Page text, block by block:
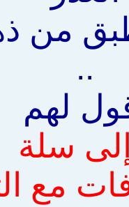
من
..
لهم
سلة
مع